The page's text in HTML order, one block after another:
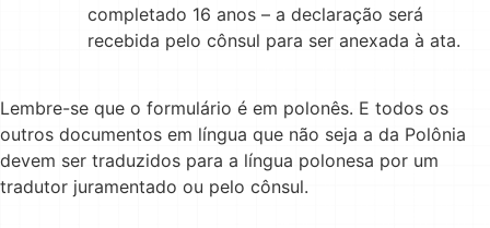
completado 16 anos – a declaração será
recebida pelo cônsul para ser anexada à ata.
Lembre-se que o formulário é em polonês. E todos os
outros documentos em língua que não seja a da Polônia
devem ser traduzidos para a língua polonesa por um
tradutor juramentado ou pelo cônsul.